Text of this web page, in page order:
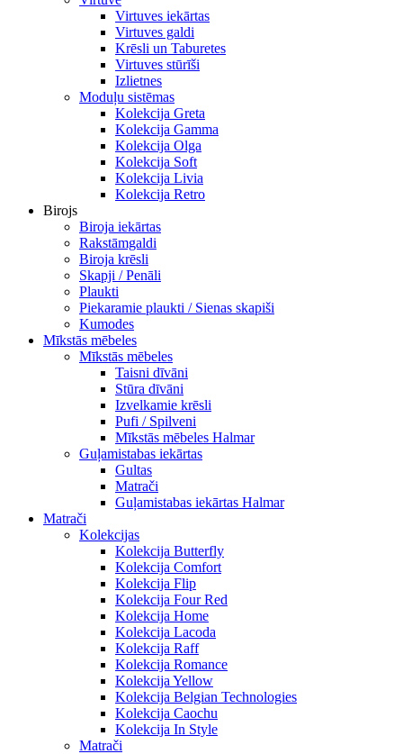
Virtuves iekārtas
Virtuves galdi
Krēsli un Taburetes
Virtuves stūrīši
Izlietnes
Moduļu sistēmas
Kolekcija Greta
Kolekcija Gamma
Kolekcija Olga
Kolekcija Soft
Kolekcija Livia
Kolekcija Retro
Birojs
Biroja iekārtas
Rakstāmgaldi
Biroja krēsli
Skapji / Penāli
Plaukti
Piekaramie plaukti / Sienas skapiši
Kumodes
Mīkstās mēbeles
Mīkstās mēbeles
Taisni dīvāni
Stūra dīvāni
Izvelkamie krēsli
Pufi / Spilveni
Mīkstās mēbeles Halmar
Guļamistabas iekārtas
Gultas
Matrači
Guļamistabas iekārtas Halmar
Matrači
Kolekcijas
Kolekcija Butterfly
Kolekcija Comfort
Kolekcija Flip
Kolekcija Four Red
Kolekcija Home
Kolekcija Lacoda
Kolekcija Raff
Kolekcija Romance
Kolekcija Yellow
Kolekcija Belgian Technologies
Kolekcija Caochu
Kolekcija In Style
Matrači